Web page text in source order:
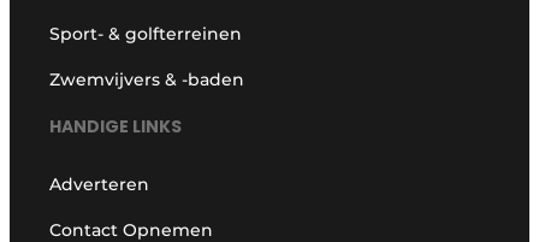
Sport- & golfterreinen
Zwemvijvers & -baden
HANDIGE LINKS
Adverteren
Contact Opnemen